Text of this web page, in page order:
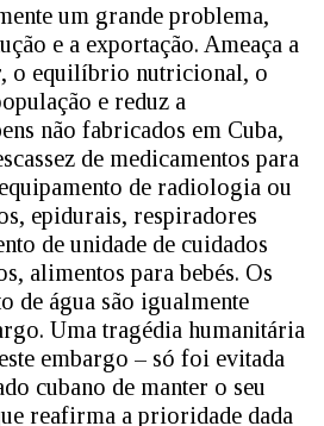
um grande problema,
e a exportação. Ameaça a
o equilíbrio nutricional, o
e reduz a
não fabricados em Cuba,
de medicamentos para
de radiologia ou
epidurais, respiradores
de unidade de cuidados
alimentos para bebés. Os
de água são igualmente
Uma tragédia humanitária
embargo – só foi evitada
cubano de manter o seu
reafirma a prioridade dada